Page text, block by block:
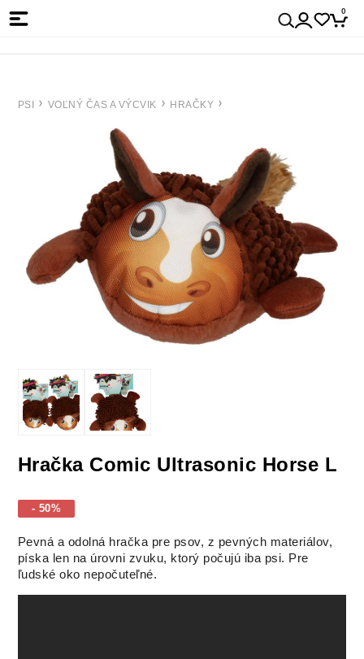
0
PSI VOĽNÝ ČAS A VÝCVIK HRAČKY
Hračka Comic Ultrasonic Horse L
- 50%
Pevná a odolná hračka pre psov, z pevných materiálov,
píska len na úrovni zvuku, ktorý počujú iba psi. Pre
ľudské oko nepočuteľné.